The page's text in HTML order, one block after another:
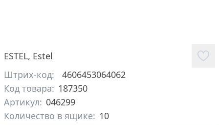
ESTEL, Estel
Штрих-код:
4606453064062
Код товара: 187350
Артикул: 046299
Количество в ящике: 10